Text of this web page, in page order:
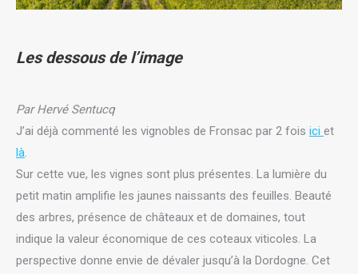
Les dessous de l’image
Par Hervé Sentucq
J’ai déjà commenté les vignobles de Fronsac par 2 fois ici et
là.
Sur cette vue, les vignes sont plus présentes. La lumière du
petit matin amplifie les jaunes naissants des feuilles. Beauté
des arbres, présence de châteaux et de domaines, tout
indique la valeur économique de ces coteaux viticoles. La
perspective donne envie de dévaler jusqu’à la Dordogne. Cet